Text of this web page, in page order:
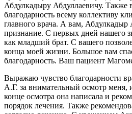
Абдулкадыру Абдуллаевичу.
благодарность всему коллективу
главного врача. А вам, Абдулкадыр
признание. С первых дней нашего
как младший брат. С вашего
конца моей жизни. Большое вам
благодарность. Ваш пациент
Выражаю чувство благодарности
А.Г. за внимательный осмотр
конце осмотра она написала и
порядок лечения. Также